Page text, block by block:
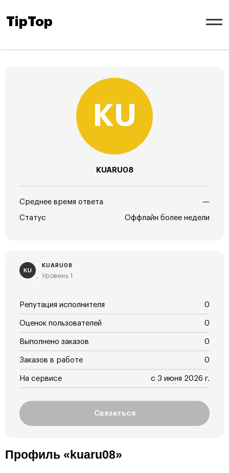
TipTop
KUARU08
Среднее время ответа —
Статус Оффлайн более недели
KU
KUARU08
Уровень 1
Репутация исполнителя 0
Оценок пользователей 0
Выполнено заказов 0
Заказов в работе 0
На сервисе с 3 июня 2026 г.
Связаться
Профиль «kuaru08»